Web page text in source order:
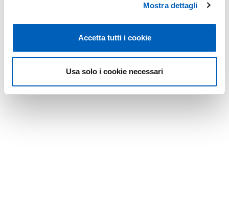
Mostra dettagli
Accetta tutti i cookie
Usa solo i cookie necessari